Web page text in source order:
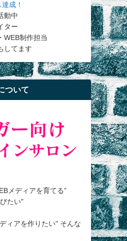
成！
動中
ター
WEB制作担当
してます
ついて
メディアを育てる”
たい"
ィアを作りたい" そんな